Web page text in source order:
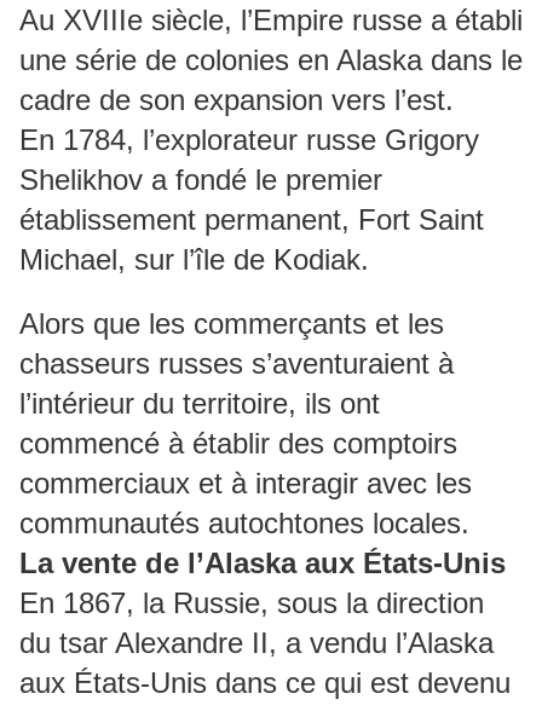
Au XVIIIe siècle, l’Empire russe a établi
une série de colonies en Alaska dans le
cadre de son expansion vers l’est.
En 1784, l’explorateur russe Grigory
Shelikhov a fondé le premier
établissement permanent, Fort Saint
Michael, sur l’île de Kodiak.
Alors que les commerçants et les
chasseurs russes s’aventuraient à
l’intérieur du territoire, ils ont
commencé à établir des comptoirs
commerciaux et à interagir avec les
communautés autochtones locales.
La vente de l’Alaska aux États-Unis
En 1867, la Russie, sous la direction
du tsar Alexandre II, a vendu l’Alaska
aux États-Unis dans ce qui est devenu